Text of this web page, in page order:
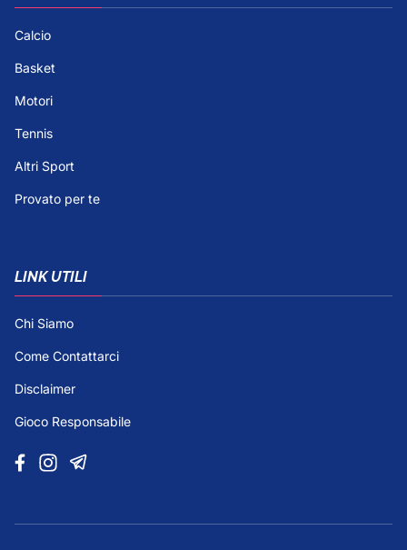
Calcio
Basket
Motori
Tennis
Altri Sport
Provato per te
LINK UTILI
Chi Siamo
Come Contattarci
Disclaimer
Gioco Responsabile